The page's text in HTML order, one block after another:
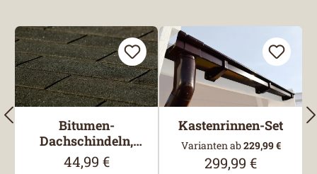
Bitumen-
Dachschindeln,
Rechteck, Schwarz
Regulärer Preis:
44,99 €
Kastenrinnen-Set
Varianten ab229,99 €
Regulärer Preis:
299,99 €